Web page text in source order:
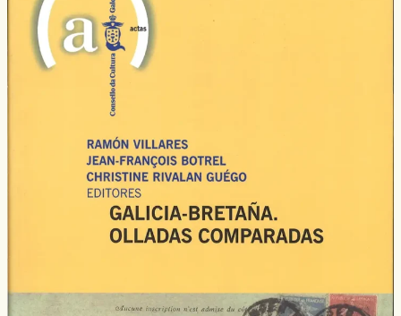
l’identité
Bretagne
aujourd’hui